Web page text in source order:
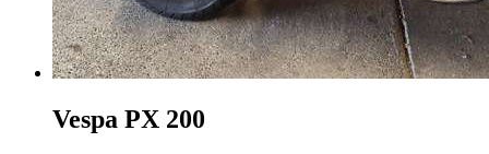
Vespa PX 200